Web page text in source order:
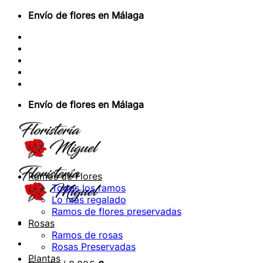
Saltar
contenido
Envío de flores en Málaga
Envío de flores en Málaga
Ramos de Flores
Todos los ramos
Lo más regalado
Ramos de flores preservadas
Rosas
Ramos de rosas
Rosas Preservadas
Plantas